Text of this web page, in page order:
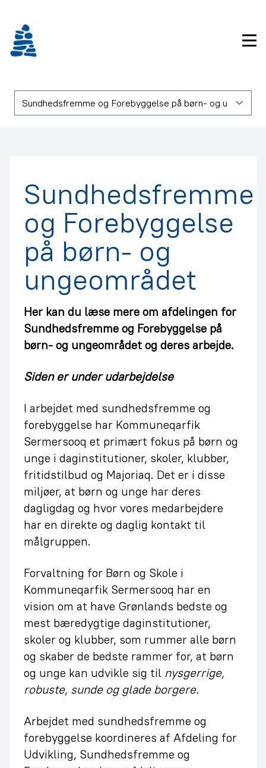
indhold
Sundhedsfremme
og Forebyggelse
på børn- og
ungeområdet
Her kan du læse mere om afdelingen for
Sundhedsfremme og Forebyggelse på
børn- og ungeområdet og deres arbejde.
Siden er under udarbejdelse
I arbejdet med sundhedsfremme og
forebyggelse har Kommuneqarfik
Sermersooq et primært fokus på børn og
unge i daginstitutioner, skoler, klubber,
fritidstilbud og Majoriaq. Det er i disse
miljøer, at børn og unge har deres
dagligdag og hvor vores medarbejdere
har en direkte og daglig kontakt til
målgruppen.
Forvaltning for Børn og Skole i
Kommuneqarfik Sermersooq har en
vision om at have Grønlands bedste og
mest bæredygtige daginstitutioner,
skoler og klubber, som rummer alle børn
og skaber de bedste rammer for, at børn
og unge kan udvikle sig til nysgerrige,
robuste, sunde og glade borgere.
Arbejdet med sundhedsfremme og
forebyggelse koordineres af Afdeling for
Udvikling, Sundhedsfremme og